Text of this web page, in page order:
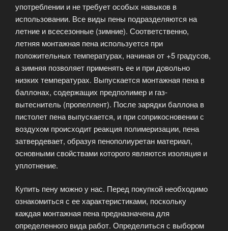
употреблении и не требует особых навыков в
использовании. Все виды пены подразделяются на
летние и всесезонные (зимние). Соответственно,
летняя монтажная пена используется при
положительных температурах, начиная от +5 градусов,
а зимняя позволяет применять ее и при довольно
низких температурах. Выпускается монтажная пена в
баллонах, содержащих предполимер и газ-
вытеснитель (пропеллент). После зарядки баллона в
пистолет пена выпускается, и при соприкосновении с
воздухом происходит реакция полимеризации, пена
затвердевает, образуя пенополиуретан материал,
основными свойствами которого являются изоляция и
уплотнение.
Купить пену можно у нас. Перед покупкой необходимо
ознакомиться с ее характеристиками, поскольку
каждая монтажная пена предназначена для
определенного вида работ. Определиться с выбором